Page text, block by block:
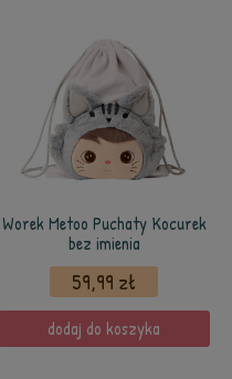
Worek Metoo Puchaty Kocurek
bez imienia
59,99 zł
dodaj do koszyka